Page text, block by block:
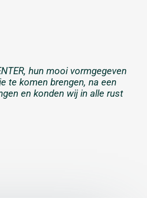
hun mooi vormgegeven
te komen brengen, na een
en konden wij in alle rust